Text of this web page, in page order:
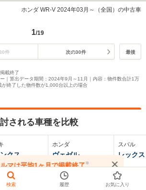
ホンダ WR-V 2024年03月～（全国）の中古車
1/19
件 次の30件 最後
載終了
｜算出データ期間：2024年9月～11月｜内容：物件数合計1万
が終了した物件数が1,000台以上の場合
される車種を比較
クス
ホンダ
ヴェゼル
スバル
レックス
マは平均1ヶ月で掲載終了※
なる前にお問い合わせください
検索 履歴 お気に入り